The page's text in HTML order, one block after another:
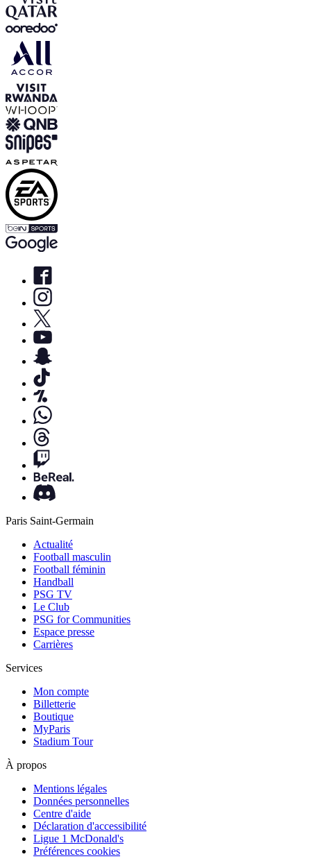
Paris Saint-Germain
Actualité
Football masculin
Football féminin
Handball
PSG TV
Le Club
PSG for Communities
Espace presse
Carrières
Services
Mon compte
Billetterie
Boutique
MyParis
Stadium Tour
À propos
Mentions légales
Données personnelles
Centre d'aide
Déclaration d'accessibilité
Ligue 1 McDonald's
Préférences cookies